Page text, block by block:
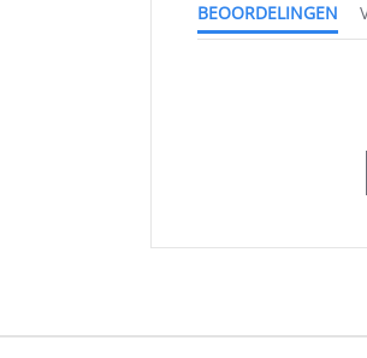
BEOORDELINGEN